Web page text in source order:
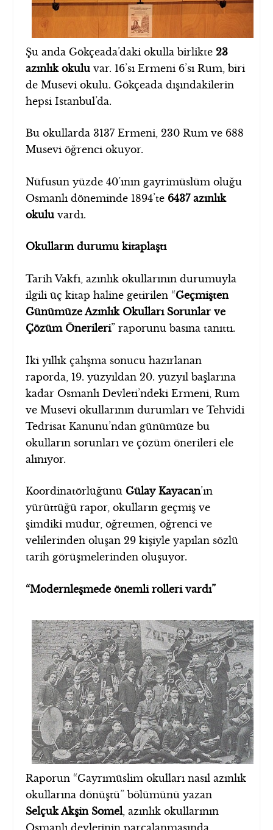
Şu anda Gökçeada’daki okulla birlikte 23
azınlık okulu var. 16’sı Ermeni 6’sı Rum, biri
de Musevi okulu. Gökçeada dışındakilerin
hepsi İstanbul’da.
Bu okullarda 3137 Ermeni, 230 Rum ve 688
Musevi öğrenci okuyor.
Nüfusun yüzde 40’ının gayrimüslüm oluğu
Osmanlı döneminde 1894’te 6437 azınlık
okulu vardı.
Okulların durumu kitaplaştı
Tarih Vakfı, azınlık okullarının durumuyla
ilgili üç kitap haline getirilen “Geçmişten
Günümüze Azınlık Okulları Sorunlar ve
Çözüm Önerileri” raporunu basına tanıttı.
İki yıllık çalışma sonucu hazırlanan
raporda, 19. yüzyıldan 20. yüzyıl başlarına
kadar Osmanlı Devleti’ndeki Ermeni, Rum
ve Musevi okullarının durumları ve Tehvidi
Tedrisat Kanunu’ndan günümüze bu
okulların sorunları ve çözüm önerileri ele
alınıyor.
Koordinatörlüğünü Gülay Kayacan’ın
yürüttüğü rapor, okulların geçmiş ve
şimdiki müdür, öğretmen, öğrenci ve
velilerinden oluşan 29 kişiyle yapılan sözlü
tarih görüşmelerinden oluşuyor.
“Modernleşmede önemli rolleri vardı”
Raporun “Gayrımüslim okulları nasıl azınlık
okullarına dönüştü” bölümünü yazan
Selçuk Akşin Somel, azınlık okullarının